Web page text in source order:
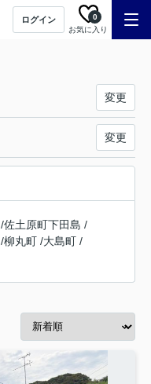
ログイン
お気に入り
0
変更
変更
/佐土原町下田島 /
/柳丸町 /大島町 /